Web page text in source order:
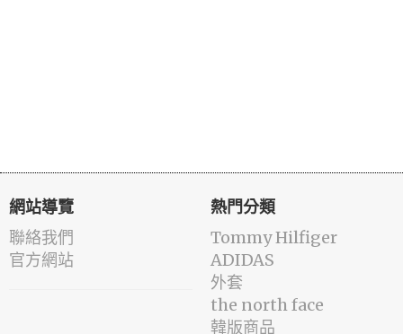
網站導覽
聯絡我們
官方網站
熱門分類
Tommy Hilfiger
ADIDAS
外套
the north face
韓版商品